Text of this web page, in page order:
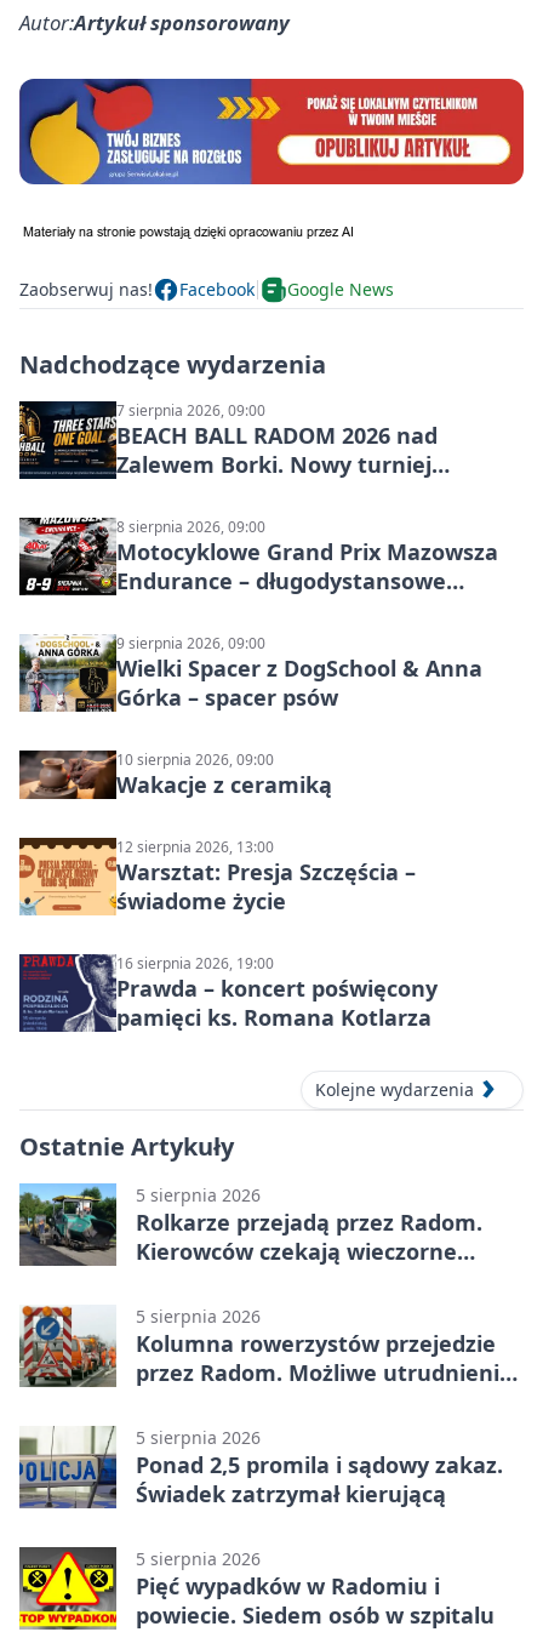
Autor:Artykuł sponsorowany
Zaobserwuj nas! Facebook Google News
Nadchodzące wydarzenia
7 sierpnia 2026, 09:00
BEACH BALL RADOM 2026 nad
Zalewem Borki. Nowy turniej
8 sierpnia 2026, 09:00
Motocyklowe Grand Prix Mazowsza
Endurance – długodystansowe
9 sierpnia 2026, 09:00
Wielki Spacer z DogSchool & Anna
Górka – spacer psów
10 sierpnia 2026, 09:00
Wakacje z ceramiką
12 sierpnia 2026, 13:00
Warsztat: Presja Szczęścia –
świadome życie
16 sierpnia 2026, 19:00
Prawda – koncert poświęcony
pamięci ks. Romana Kotlarza
Kolejne wydarzenia
Ostatnie Artykuły
5 sierpnia 2026
Rolkarze przejadą przez Radom.
Kierowców czekają wieczorne
5 sierpnia 2026
Kolumna rowerzystów przejedzie
przez Radom. Możliwe utrudnienia
5 sierpnia 2026
Ponad 2,5 promila i sądowy zakaz.
Świadek zatrzymał kierującą
5 sierpnia 2026
Pięć wypadków w Radomiu i
powiecie. Siedem osób w szpitalu